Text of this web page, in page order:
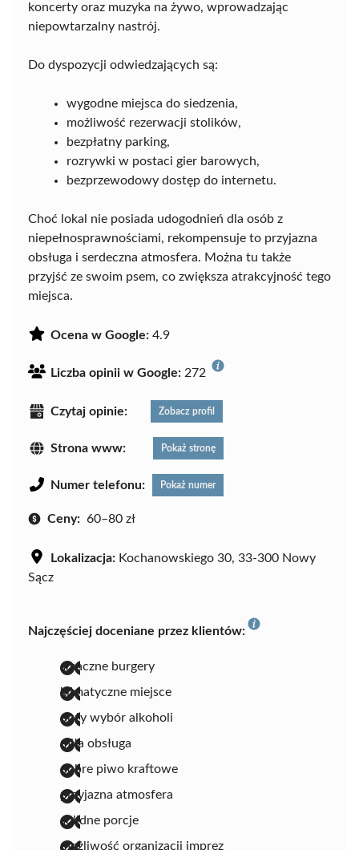
koncerty oraz muzyka na żywo, wprowadzając
niepowtarzalny nastrój.
Do dyspozycji odwiedzających są:
wygodne miejsca do siedzenia,
możliwość rezerwacji stolików,
bezpłatny parking,
rozrywki w postaci gier barowych,
bezprzewodowy dostęp do internetu.
Choć lokal nie posiada udogodnień dla osób z
niepełnosprawnościami, rekompensuje to przyjazna
obsługa i serdeczna atmosfera. Można tu także
przyjść ze swoim psem, co zwiększa atrakcyjność tego
miejsca.
Ocena w Google: 4.9
Liczba opinii w Google: 272
Czytaj opinie: Zobacz profil
Strona www: Pokaż stronę
Numer telefonu: Pokaż numer
Ceny: 60–80 zł
Lokalizacja: Kochanowskiego 30, 33-300 Nowy
Sącz
Najczęściej doceniane przez klientów:
smaczne burgery
klimatyczne miejsce
duży wybór alkoholi
miła obsługa
dobre piwo kraftowe
przyjazna atmosfera
solidne porcje
możliwość organizacji imprez